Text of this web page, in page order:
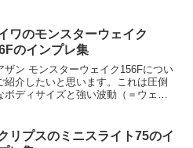
ぐ」「強アピール」に加え、リアル
ィールは「快適な使用感...
ワのモンスターウェイク
のインプレ集
ザン モンスターウェイク156Fについ
紹介したいと思います。これは圧倒
ボディサイズと強い波動（＝ウェイ
エリア向けルアーです。大型のベイ
捕食するシーズ...
リプスのミニスライト75のイ